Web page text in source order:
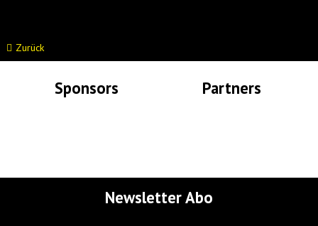
Zurück
Sponsors Partners
Newsletter Abo